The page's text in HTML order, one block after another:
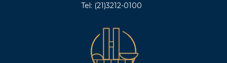
Tel: (21)3212-0100